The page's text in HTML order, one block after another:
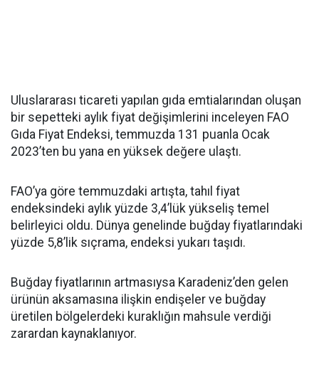
Uluslararası ticareti yapılan gıda emtialarından oluşan
bir sepetteki aylık fiyat değişimlerini inceleyen FAO
Gıda Fiyat Endeksi, temmuzda 131 puanla Ocak
2023’ten bu yana en yüksek değere ulaştı.
FAO’ya göre temmuzdaki artışta, tahıl fiyat
endeksindeki aylık yüzde 3,4’lük yükseliş temel
belirleyici oldu. Dünya genelinde buğday fiyatlarındaki
yüzde 5,8’lik sıçrama, endeksi yukarı taşıdı.
Buğday fiyatlarının artmasıysa Karadeniz’den gelen
ürünün aksamasına ilişkin endişeler ve buğday
üretilen bölgelerdeki kuraklığın mahsule verdiği
zarardan kaynaklanıyor.